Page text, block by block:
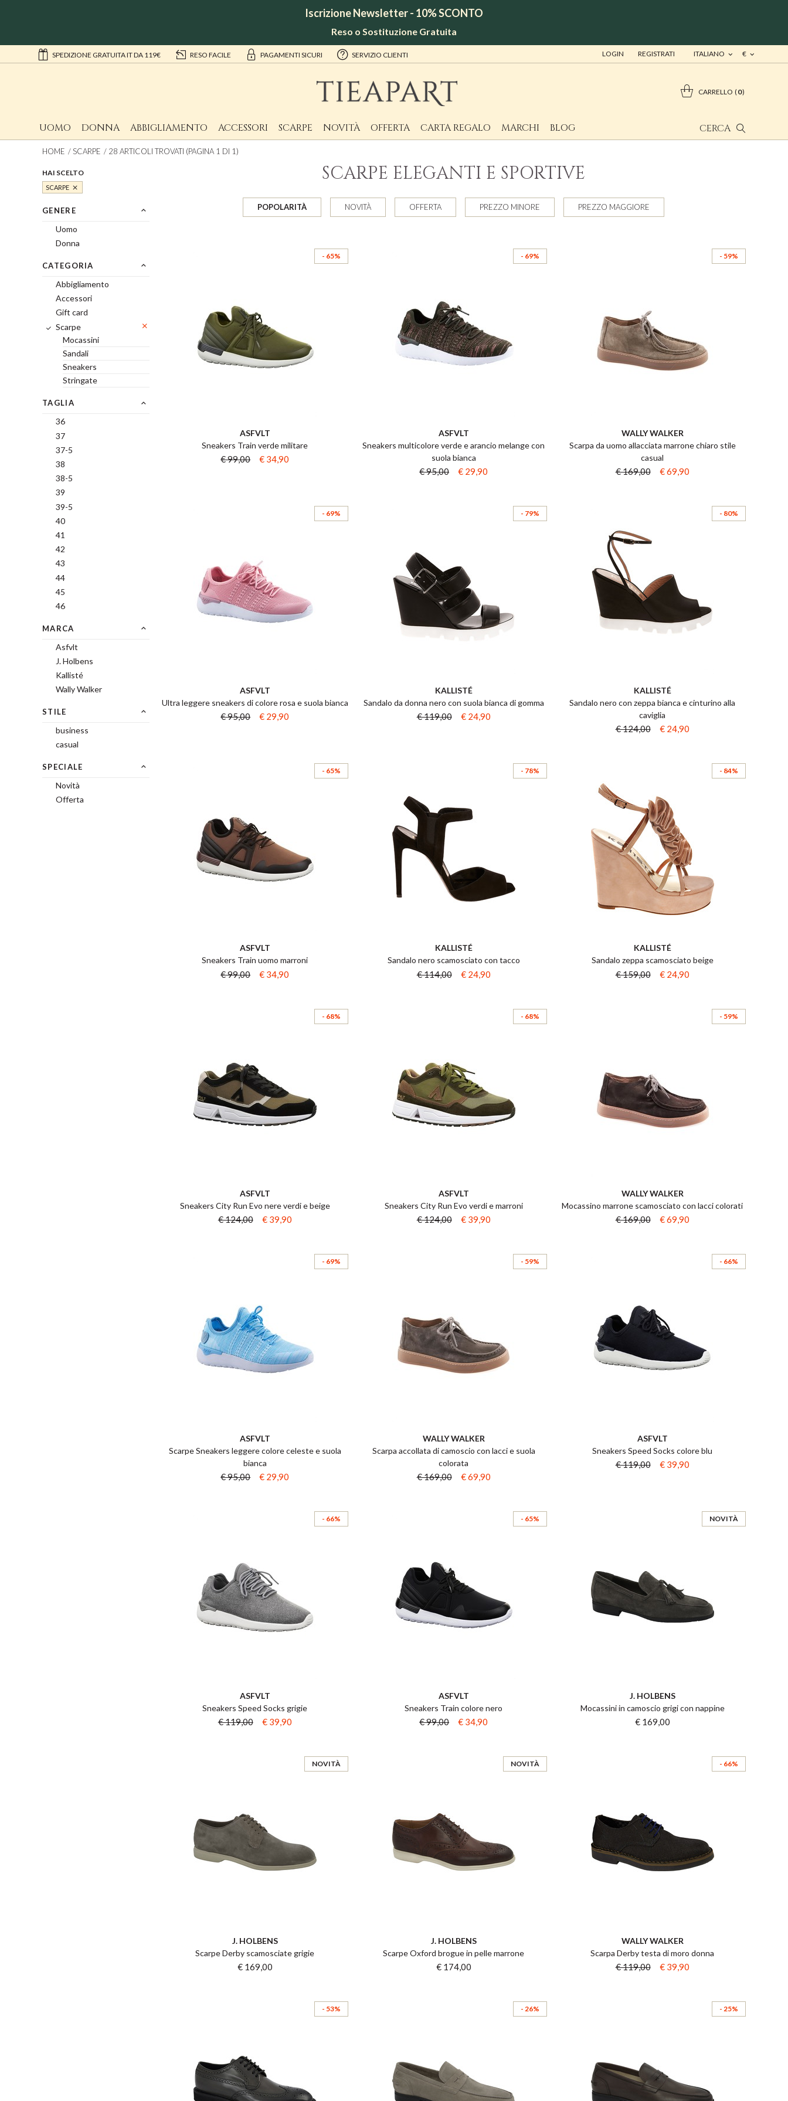
Iscrizione Newsletter - 10% SCONTO
Reso o Sostituzione Gratuita
SPEDIZIONE GRATUITA IT DA 119€ RESO FACILE PAGAMENTI SICURI SERVIZIO CLIENTI €
ITALIANO
LOGIN REGISTRATI
CERCA
CARRELLO 0
UOMO DONNA ABBIGLIAMENTO ACCESSORI SCARPE NOVITÀ OFFERTA CARTA REGALO MARCHI BLOG
HOME SCARPE 28 ARTICOLI TROVATI (PAGINA 1 DI 1)
HAI SCELTO
SCARPE
GENERE
Uomo
Donna
CATEGORIA
Abbigliamento
Accessori
Gift card
Scarpe
Mocassini
Sandali
Sneakers
Stringate
TAGLIA
36
37
37-5
38
38-5
39
39-5
40
41
42
43
44
45
46
MARCA
Asfvlt
J. Holbens
Kallisté
Wally Walker
STILE
business
casual
SPECIALE
Novità
Offerta
SCARPE ELEGANTI E SPORTIVE
POPOLARITÀ NOVITÀ OFFERTA PREZZO MINORE PREZZO MAGGIORE
- 65%
ASFVLT
Sneakers Train verde militare
€ 99,00 € 34,90
- 69%
ASFVLT
Sneakers multicolore verde e arancio melange con
suola bianca
€ 95,00 € 29,90
- 59%
WALLY WALKER
Scarpa da uomo allacciata marrone chiaro stile
casual
€ 169,00 € 69,90
- 69%
ASFVLT
Ultra leggere sneakers di colore rosa e suola bianca
€ 95,00 € 29,90
- 79%
KALLISTÉ
Sandalo da donna nero con suola bianca di gomma
€ 119,00 € 24,90
- 80%
KALLISTÉ
Sandalo nero con zeppa bianca e cinturino alla
caviglia
€ 124,00 € 24,90
- 65%
ASFVLT
Sneakers Train uomo marroni
€ 99,00 € 34,90
- 78%
KALLISTÉ
Sandalo nero scamosciato con tacco
€ 114,00 € 24,90
- 84%
KALLISTÉ
Sandalo zeppa scamosciato beige
€ 159,00 € 24,90
- 68%
ASFVLT
Sneakers City Run Evo nere verdi e beige
€ 124,00 € 39,90
- 68%
ASFVLT
Sneakers City Run Evo verdi e marroni
€ 124,00 € 39,90
- 59%
WALLY WALKER
Mocassino marrone scamosciato con lacci colorati
€ 169,00 € 69,90
- 69%
ASFVLT
Scarpe Sneakers leggere colore celeste e suola
bianca
€ 95,00 € 29,90
- 59%
WALLY WALKER
Scarpa accollata di camoscio con lacci e suola
colorata
€ 169,00 € 69,90
- 66%
ASFVLT
Sneakers Speed Socks colore blu
€ 119,00 € 39,90
- 66%
ASFVLT
Sneakers Speed Socks grigie
€ 119,00 € 39,90
- 65%
ASFVLT
Sneakers Train colore nero
€ 99,00 € 34,90
NOVITÀ
J. HOLBENS
Mocassini in camoscio grigi con nappine
€ 169,00
NOVITÀ
J. HOLBENS
Scarpe Derby scamosciate grigie
€ 169,00
NOVITÀ
J. HOLBENS
Scarpe Oxford brogue in pelle marrone
€ 174,00
- 66%
WALLY WALKER
Scarpa Derby testa di moro donna
€ 119,00 € 39,90
- 53% - 26% - 25%